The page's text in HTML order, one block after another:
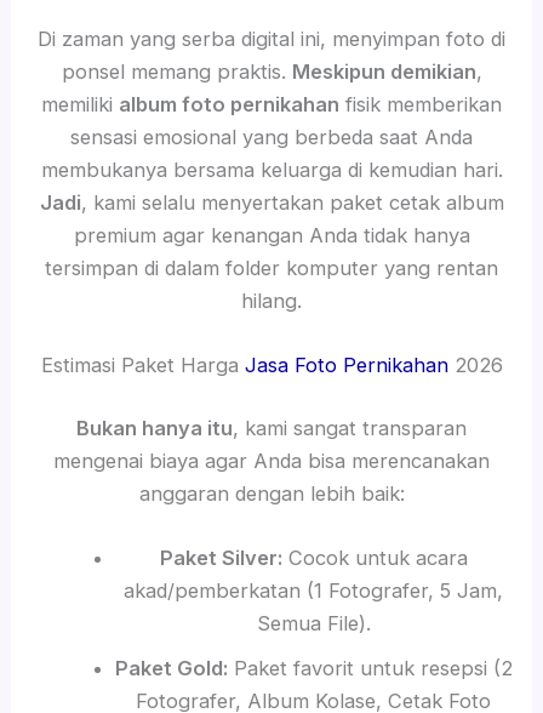
Di zaman yang serba digital ini, menyimpan foto di
ponsel memang praktis. Meskipun demikian,
memiliki album foto pernikahan fisik memberikan
sensasi emosional yang berbeda saat Anda
membukanya bersama keluarga di kemudian hari.
Jadi, kami selalu menyertakan paket cetak album
premium agar kenangan Anda tidak hanya
tersimpan di dalam folder komputer yang rentan
hilang.
Estimasi Paket Harga Jasa Foto Pernikahan2026
Bukan hanya itu, kami sangat transparan
mengenai biaya agar Anda bisa merencanakan
anggaran dengan lebih baik:
Paket Silver: Cocok untuk acara
akad/pemberkatan (1 Fotografer, 5 Jam,
Semua File).
Paket Gold: Paket favorit untuk resepsi (2
Fotografer, Album Kolase, Cetak Foto